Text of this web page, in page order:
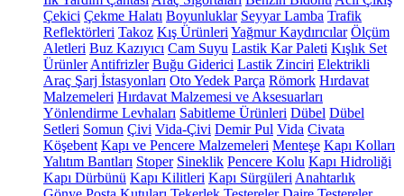
Çekici Çekme Halatı Boyunluklar Seyyar Lamba Trafik
Reflektörleri Takoz Kış Ürünleri Yağmur Kaydırıcılar Ölçüm
Aletleri Buz Kazıyıcı Cam Suyu Lastik Kar Paleti Kışlık Set
Ürünler Antifrizler Buğu Giderici Lastik Zinciri Elektrikli
Araç Şarj İstasyonları Oto Yedek Parça Römork Hırdavat
Malzemeleri Hırdavat Malzemesi ve Aksesuarları
Yönlendirme Levhaları Sabitleme Ürünleri Dübel Dübel
Setleri Somun Çivi Vida-Çivi Demir Pul Vida Civata
Köşebent Kapı ve Pencere Malzemeleri Menteşe Kapı Kolları
Yalıtım Bantları Stoper Sineklik Pencere Kolu Kapı Hidroliği
Kapı Dürbünü Kapı Kilitleri Kapı Sürgüleri Anahtarlık